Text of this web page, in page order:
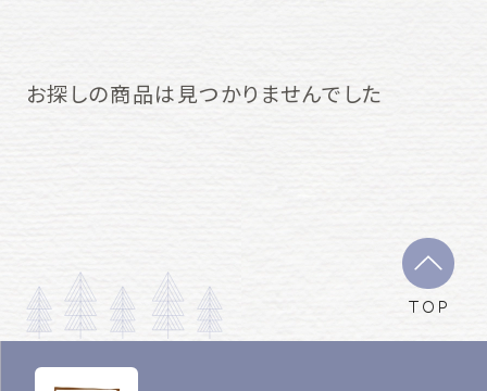
お探しの商品は見つかりませんでした
TOP